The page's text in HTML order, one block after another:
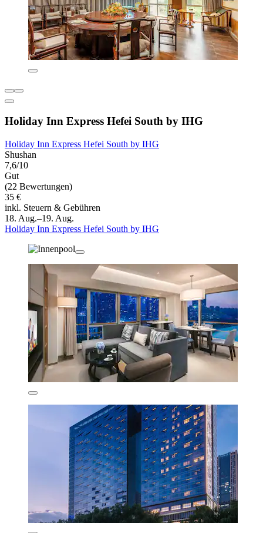
Holiday Inn Express Hefei South by IHG
Holiday Inn Express Hefei South by IHG
Shushan
7,6/10
Gut
(22 Bewertungen)
35 €
inkl. Steuern & Gebühren
18. Aug.–19. Aug.
Holiday Inn Express Hefei South by IHG